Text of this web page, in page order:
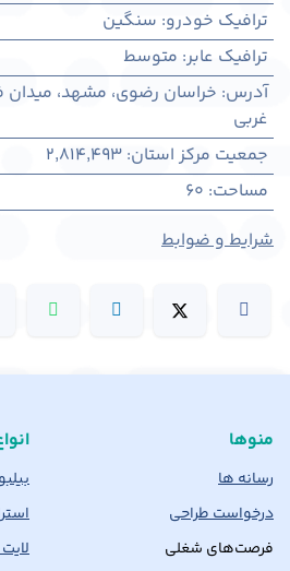
ترافیک خودرو: سنگین
ترافیک عابر: متوسط
آدرس: خراسان رضوی، مشهد،
غربی
جمعیت مرکز استان:
2,814,493
مساحت:
60
شرایط و ضوابط
منوها
رسانه ها
درخواست طراحی
فرصت‌های شغلی